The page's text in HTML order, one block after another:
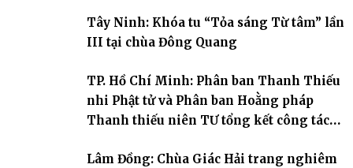
cho hơn 60 tu sinh.Tây Ninh: Khóa tu “Tỏa sáng Từ tâm” lần
III tại chùa Đông Quang
TP. Hồ Chí Minh: Phân ban Thanh Thiếu
nhi Phật tử và Phân ban Hoằng pháp
Thanh thiếu niên TƯ tổng kết công tác
Lâm Đồng: Chùa Giác Hải trang nghiêm